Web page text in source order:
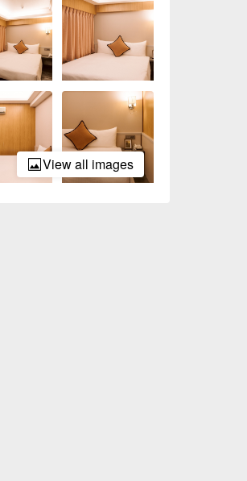
View all images